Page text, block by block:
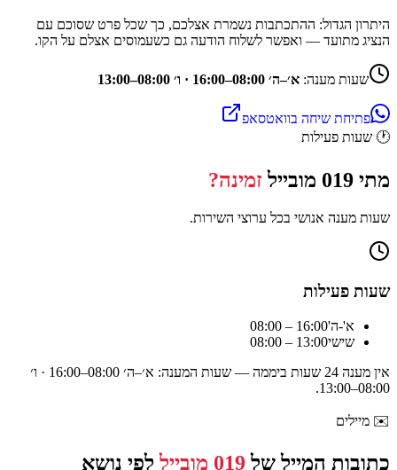
היתרון הגדול: ההתכתבות נשמרת אצלכם, כך שכל פרט שסוכם עם
הנציג מתועד — ואפשר לשלוח הודעה גם כשעמוסים אצלם על הקו.
שעות מענה: א׳–ה׳ 08:00–16:00 · ו׳ 08:00–13:00
פתיחת שיחה בוואטסאפ
🕐 שעות פעילות
מתי 019 מובייל זמינה?
שעות מענה אנושי בכל ערוצי השירות.
שעות פעילות
א'-ה'08:00 – 16:00
שישי08:00 – 13:00
אין מענה 24 שעות ביממה — שעות המענה:
א׳–ה׳ 08:00–16:00 · ו׳
08:00–13:00
.
✉️ מיילים
כתובות המייל של 019 מובייל לפי נושא